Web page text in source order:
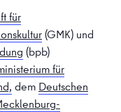
für
(GMK) und
(bpb)
für
dem Deutschen